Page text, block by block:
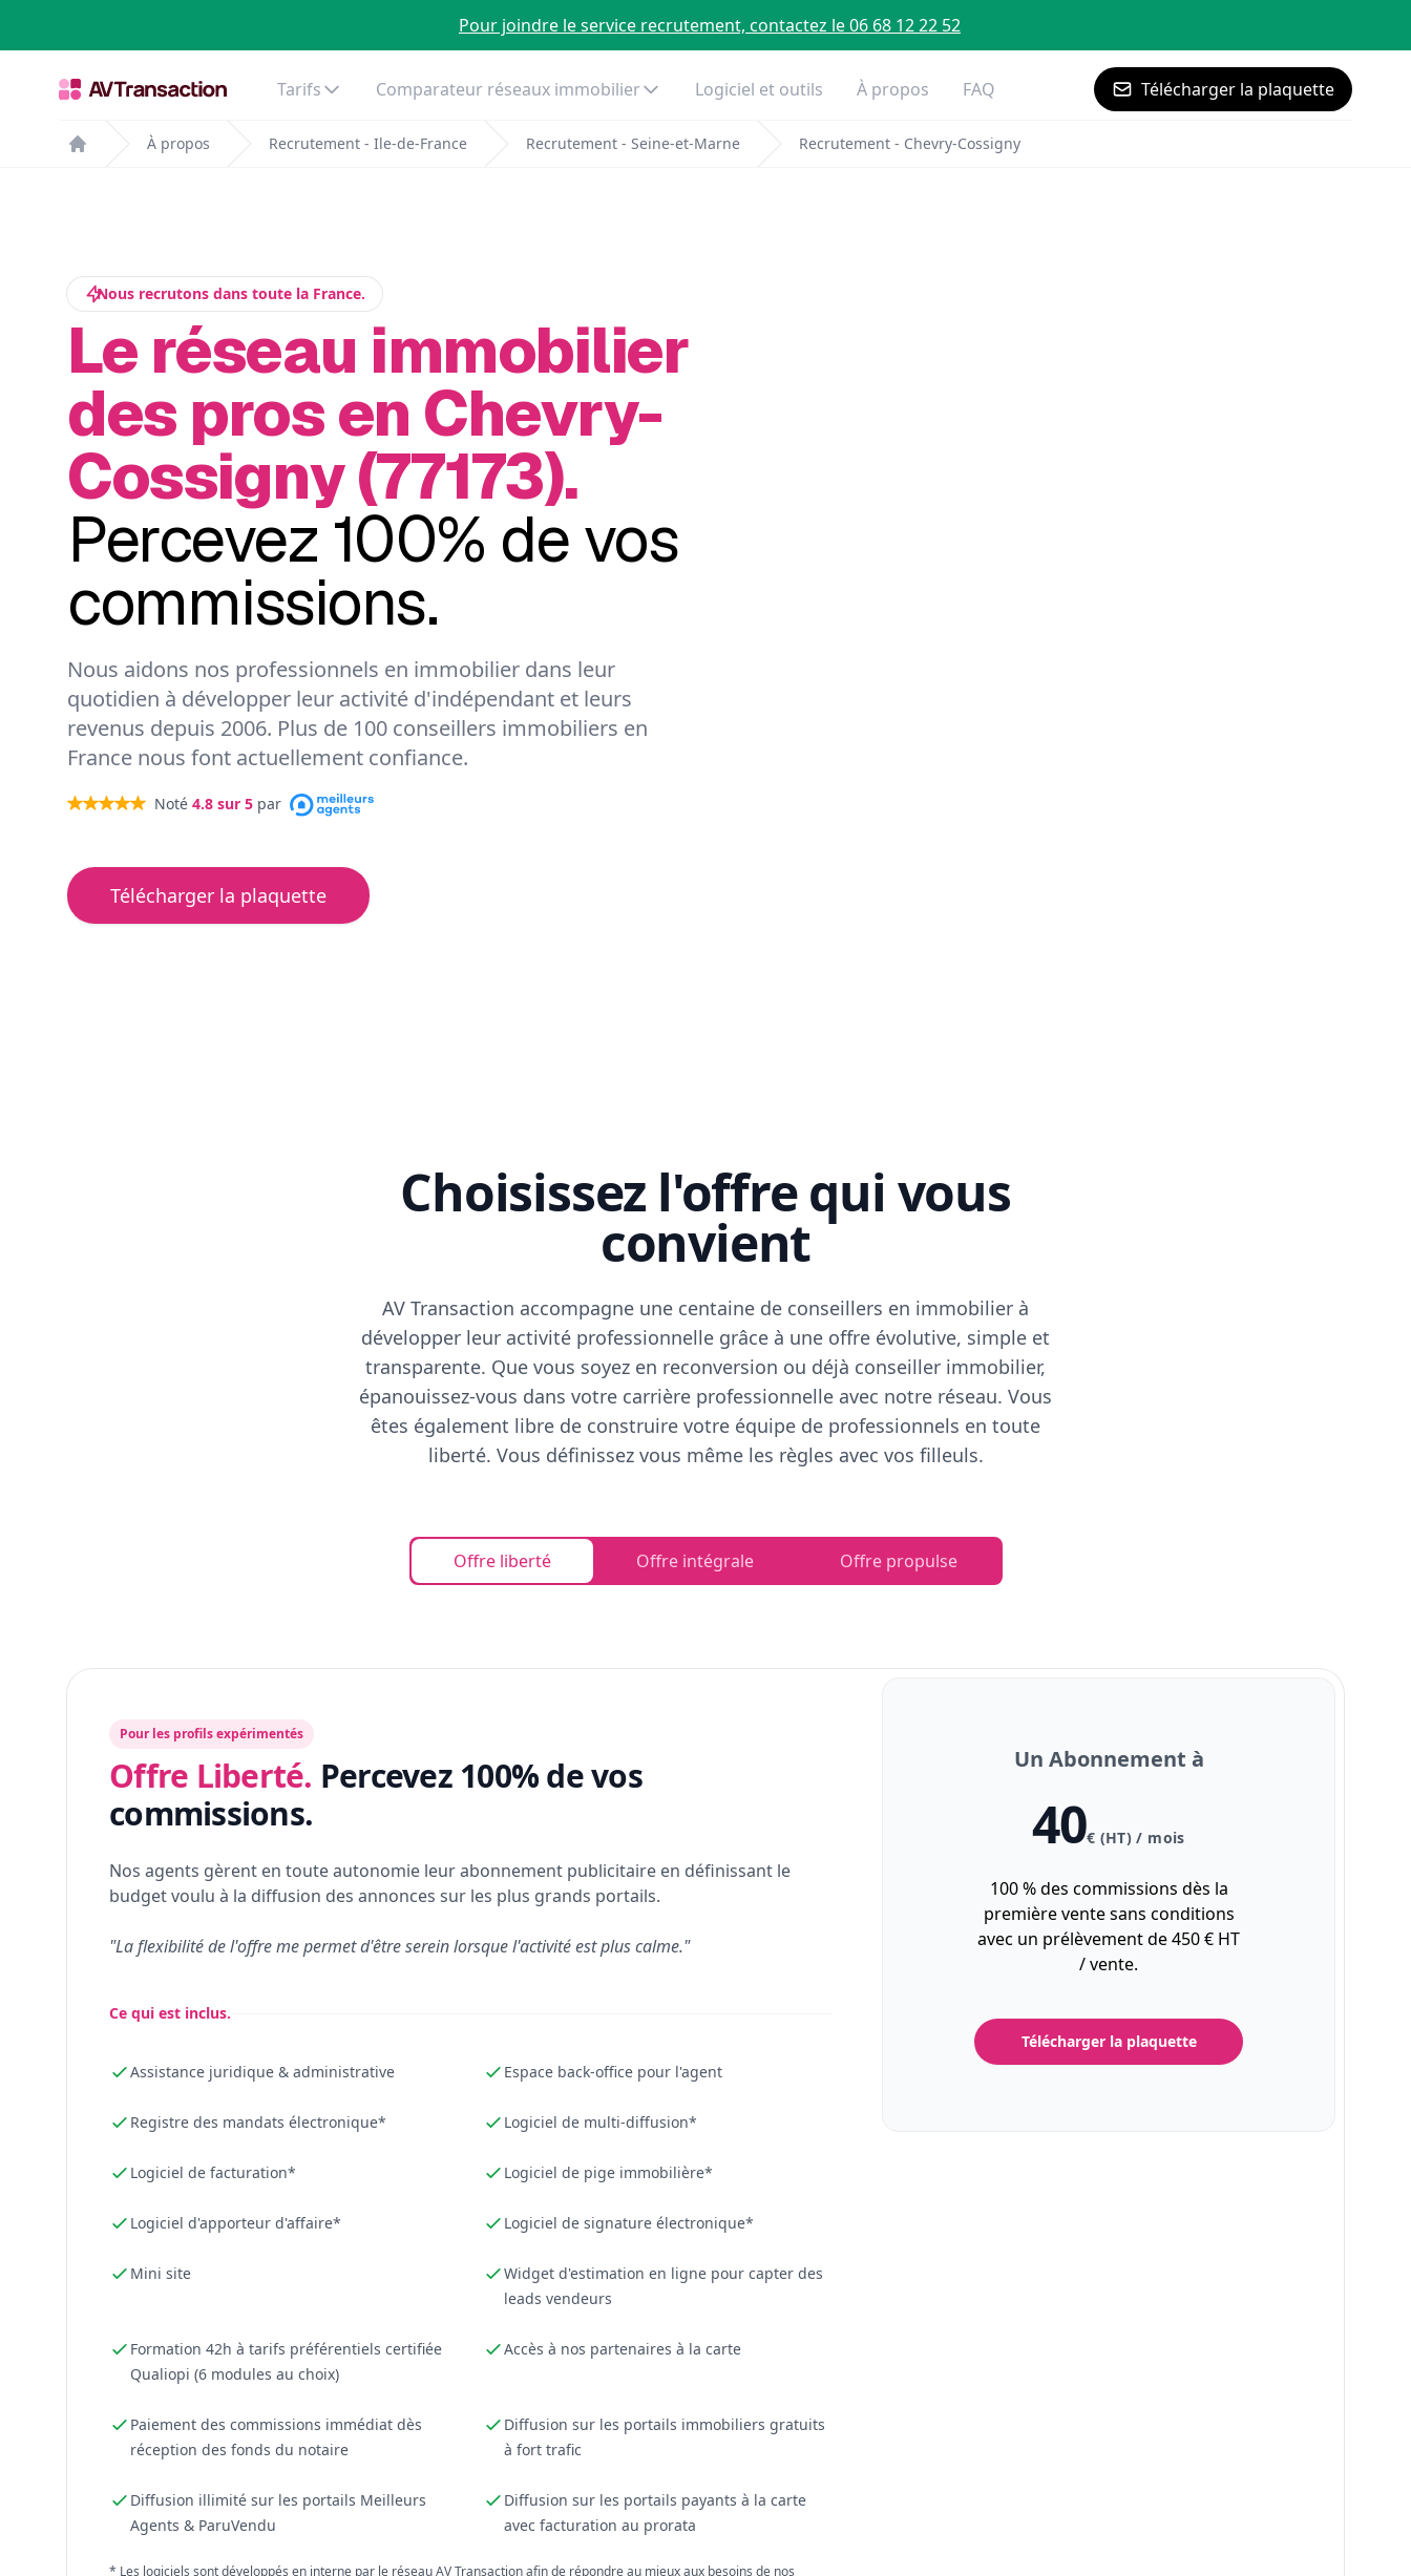
Pour joindre le service recrutement, contactez le 06 68 12 22 52
Tarifs Comparateur réseaux immobilier Logiciel et outils À propos FAQ Télécharger la plaquette
Home
À propos Recrutement - Ile-de-France Recrutement - Seine-et-Marne Recrutement - Chevry-Cossigny
Nous recrutons dans toute la France.
Le réseau immobilier
des pros en Chevry-
Cossigny (77173).
Percevez 100% de vos
commissions.
Nous aidons nos professionnels en immobilier dans leur
quotidien à développer leur activité d'indépendant et leurs
revenus depuis 2006. Plus de 100 conseillers immobiliers en
France nous font actuellement confiance.
Noté 4.8 sur 5 par
Télécharger la plaquette
Choisissez l'offre qui vous
convient
AV Transaction accompagne une centaine de conseillers en immobilier à
développer leur activité professionnelle grâce à une offre évolutive, simple et
transparente. Que vous soyez en reconversion ou déjà conseiller immobilier,
épanouissez-vous dans votre carrière professionnelle avec notre réseau. Vous
êtes également libre de construire votre équipe de professionnels en toute
liberté. Vous définissez vous même les règles avec vos filleuls.
Offre liberté Offre intégrale Offre propulse
Pour les profils expérimentés
Offre Liberté. Percevez 100% de vos
commissions.
Nos agents gèrent en toute autonomie leur abonnement publicitaire en définissant le
budget voulu à la diffusion des annonces sur les plus grands portails.
"La flexibilité de l'offre me permet d'être serein lorsque l'activité est plus calme."
Ce qui est inclus.
Assistance juridique & administrative Espace back-office pour l'agent
Registre des mandats électronique* Logiciel de multi-diffusion*
Logiciel de facturation* Logiciel de pige immobilière*
Logiciel d'apporteur d'affaire* Logiciel de signature électronique*
Mini site
Widget d'estimation en ligne pour capter des
leads vendeurs
Formation 42h à tarifs préférentiels certifiée
Qualiopi (6 modules au choix)
Accès à nos partenaires à la carte
Paiement des commissions immédiat dès
réception des fonds du notaire
Diffusion sur les portails immobiliers gratuits
à fort trafic
Diffusion illimité sur les portails Meilleurs
Agents & ParuVendu
Diffusion sur les portails payants à la carte
avec facturation au prorata
* Les logiciels sont développés en interne par le réseau AV Transaction afin de répondre au mieux aux besoins de nos
Un Abonnement à
40€ (HT) / mois
100 % des commissions dès la
première vente sans conditions
avec un prélèvement de 450 € HT
/ vente.
Télécharger la plaquette